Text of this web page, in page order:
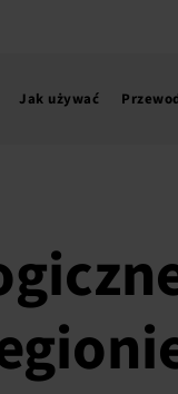
Jak używać